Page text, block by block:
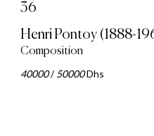
36
Henri Pontoy (1888-
Composition
40000/50000Dhs